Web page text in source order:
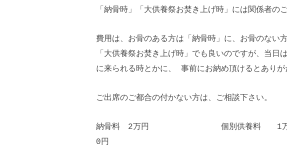
「納骨時」「大供養祭お焚き上げ時」には関係者の
費用は、お骨のある方は「納骨時」に、お骨のない
「大供養祭お焚き上げ時」でも良いのですが、当日
に来られる時とかに、 事前にお納め頂けるとありが
ご出席のご都合の付かない方は、ご相談下さい。
納骨料 2万円 個別供養料
0円